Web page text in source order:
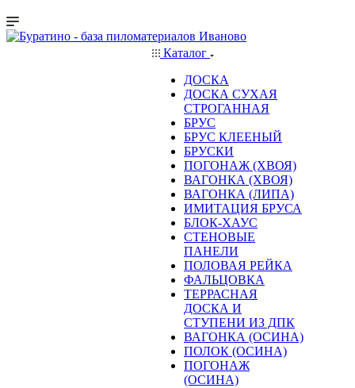
Каталог
ДОСКА
ДОСКА СУХАЯ
СТРОГАННАЯ
БРУС
БРУС КЛЕЕНЫЙ
БРУСКИ
ПОГОНАЖ (ХВОЯ)
ВАГОНКА (ХВОЯ)
ВАГОНКА (ЛИПА)
ИМИТАЦИЯ БРУСА
БЛОК-ХАУС
СТЕНОВЫЕ
ПАНЕЛИ
ПОЛОВАЯ РЕЙКА
ФАЛЬЦОВКА
ТЕРРАСНАЯ
ДОСКА И
СТУПЕНИ ИЗ ДПК
ВАГОНКА (ОСИНА)
ПОЛОК (ОСИНА)
ПОГОНАЖ
(ОСИНА)